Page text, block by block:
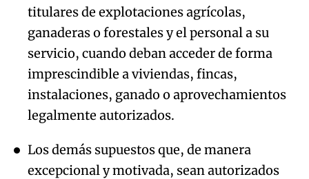
titulares de explotaciones agrícolas,
ganaderas o forestales y el personal a su
servicio, cuando deban acceder de forma
imprescindible a viviendas, fincas,
instalaciones, ganado o aprovechamientos
legalmente autorizados.
Los demás supuestos que, de manera
excepcional y motivada, sean autorizados